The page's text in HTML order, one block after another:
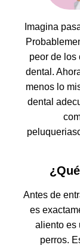
Imagina
peor de los
dental.
menos lo
dental
Antes de
es
aliento es
perros.